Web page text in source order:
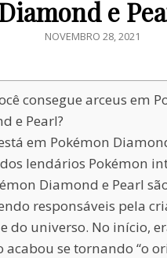
e
POSTED
NOVEMBRO 28, 2021
consegue arceus em
e Pearl?
em Pokémon
lendários Pokémon
Diamond e Pearl
responsáveis pela
do universo. No início,
acabou se tornando “o